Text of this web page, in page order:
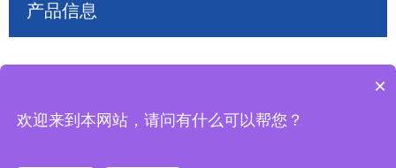
产品信息
×
欢迎来到本网站，请问有什么可以帮您？